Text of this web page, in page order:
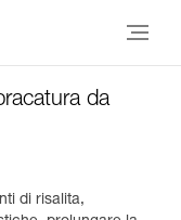
da
di risalita,